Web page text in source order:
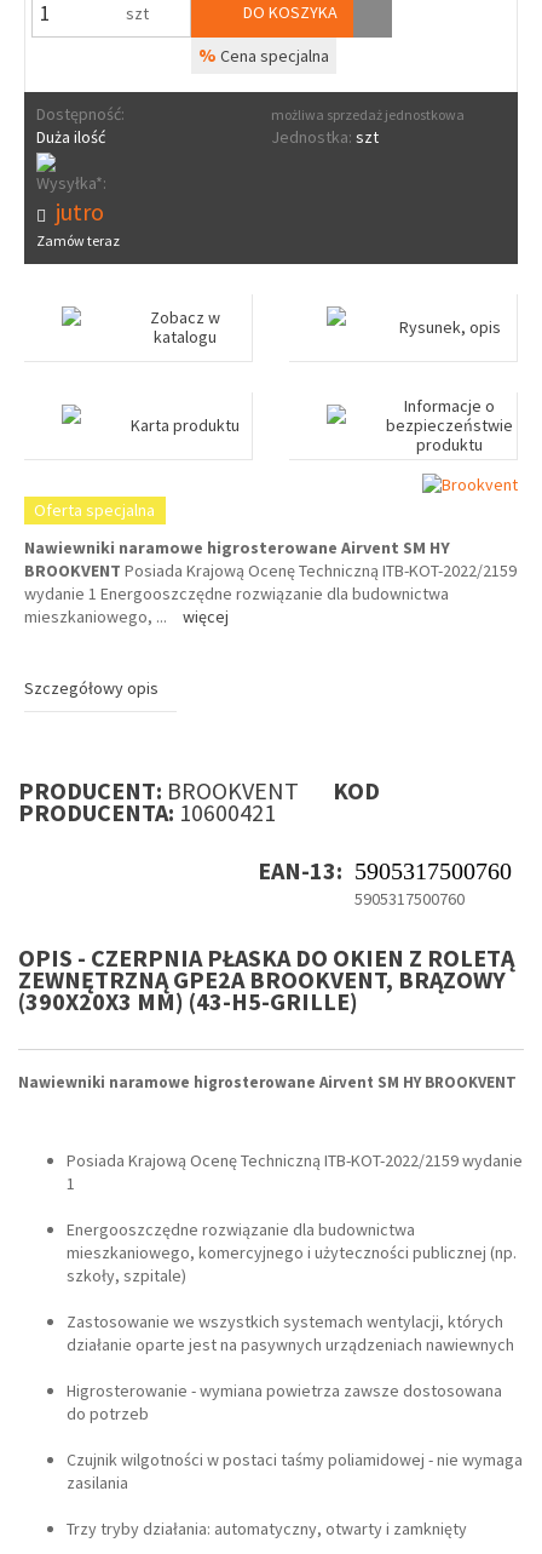
szt DO KOSZYKA
% Cena specjalna
Dostępność:
Duża ilość
możliwa sprzedaż jednostkowa
Jednostka: szt
Wysyłka*:
jutro
Zamów teraz
Zobacz w
katalogu
Rysunek, opis
Karta produktu
Informacje o
bezpieczeństwie
produktu
Oferta specjalna
Nawiewniki naramowe higrosterowane Airvent SM HY
BROOKVENT Posiada Krajową Ocenę Techniczną ITB-KOT-2022/2159
wydanie 1 Energooszczędne rozwiązanie dla budownictwa
mieszkaniowego, ... więcej
Szczegółowy opis
PRODUCENT: BROOKVENT KOD
PRODUCENTA: 10600421
EAN-13: 5905317500760
5905317500760
OPIS - CZERPNIA PŁASKA DO OKIEN Z ROLETĄ
ZEWNĘTRZNĄ GPE2A BROOKVENT, BRĄZOWY
(390X20X3 MM) (43-H5-GRILLE)
Nawiewniki naramowe higrosterowane Airvent SM HY BROOKVENT
Posiada Krajową Ocenę Techniczną ITB-KOT-2022/2159 wydanie
1
Energooszczędne rozwiązanie dla budownictwa
mieszkaniowego, komercyjnego i użyteczności publicznej (np.
szkoły, szpitale)
Zastosowanie we wszystkich systemach wentylacji, których
działanie oparte jest na pasywnych urządzeniach nawiewnych
Higrosterowanie - wymiana powietrza zawsze dostosowana
do potrzeb
Czujnik wilgotności w postaci taśmy poliamidowej - nie wymaga
zasilania
Trzy tryby działania: automatyczny, otwarty i zamknięty